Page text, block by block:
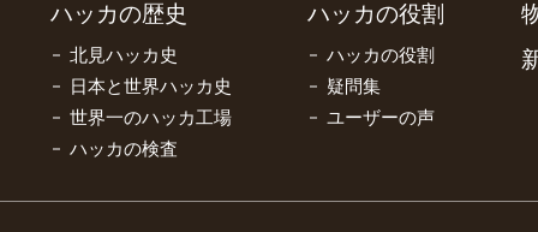
ハッカの歴史
北見ハッカ史
日本と世界ハッカ史
世界一のハッカ工場
ハッカの検査
ハッカの役割
ハッカの役割
疑問集
ユーザーの声